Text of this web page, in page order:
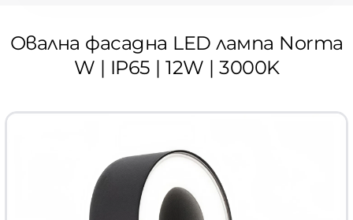
Овална фасадна LED лампа Norma
W | IP65 | 12W | 3000K